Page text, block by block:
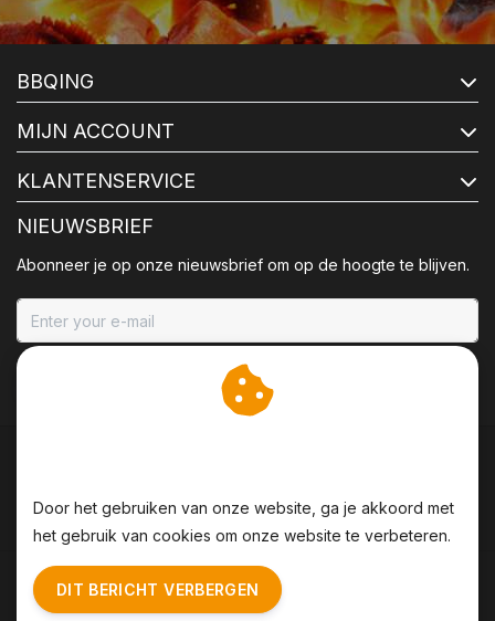
BBQING
MIJN ACCOUNT
KLANTENSERVICE
NIEUWSBRIEF
Abonneer je op onze nieuwsbrief om op de hoogte te blijven.
Algemene voorwaarden | Disclaimer
Sitemap
| RSS Feed
Door het gebruiken van onze website, ga je akkoord met
het gebruik van cookies om onze website te verbeteren.
DIT BERICHT VERBERGEN